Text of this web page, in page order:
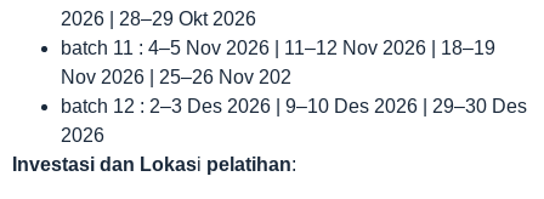
2026 | 28–29 Okt 2026
batch 11 : 4–5 Nov 2026 | 11–12 Nov 2026 | 18–19
Nov 2026 | 25–26 Nov 202
batch 12 : 2–3 Des 2026 | 9–10 Des 2026 | 29–30 Des
2026
Investasi dan Lokasi pelatihan: